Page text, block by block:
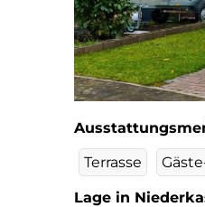
Terrasse
Lage in